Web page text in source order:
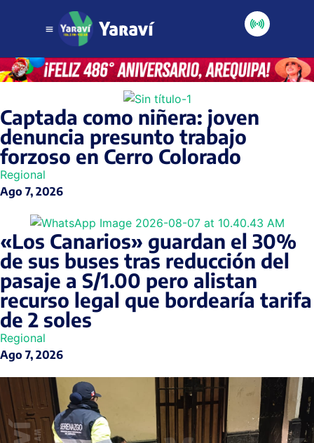
Captada como niñera: joven
denuncia presunto trabajo
forzoso en Cerro Colorado
Regional
Ago 7, 2026
«Los Canarios» guardan el 30%
de sus buses tras reducción del
pasaje a S/1.00 pero alistan
recurso legal que bordearía tarifa
de 2 soles
Regional
Ago 7, 2026